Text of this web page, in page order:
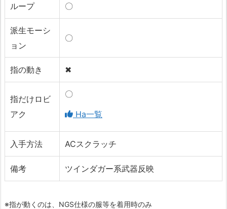
ループ 〇
派生モーシ
ョン
〇
指の動き ✖
指だけロビ
アク
〇
Ha一覧
入手方法 ACスクラッチ
備考 ツインダガー系武器反映
※指が動くのは、NGS仕様の服等を着用時のみ